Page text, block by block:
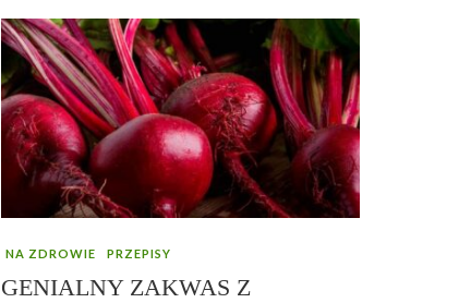
NA ZDROWIE PRZEPISY
GENIALNY ZAKWAS Z